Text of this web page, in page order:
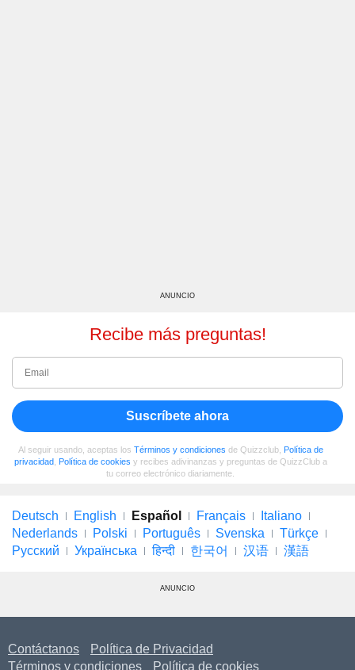
ANUNCIO
Recibe más preguntas!
Suscríbete ahora
Al seguir usando, aceptas los Términos y condiciones de Quizzclub, Política de
privacidad, Política de cookies y recibes adivinanzas y preguntas de QuizzClub a
tu correo electrónico diariamente.
Deutsch English Español Français
Italiano
Nederlands
Polski Português Svenska
Türkçe
Русский
Українська हिन्दी 한국어 汉语 漢語
ANUNCIO
Contáctanos
Política de Privacidad
Términos y condiciones
Política de cookies